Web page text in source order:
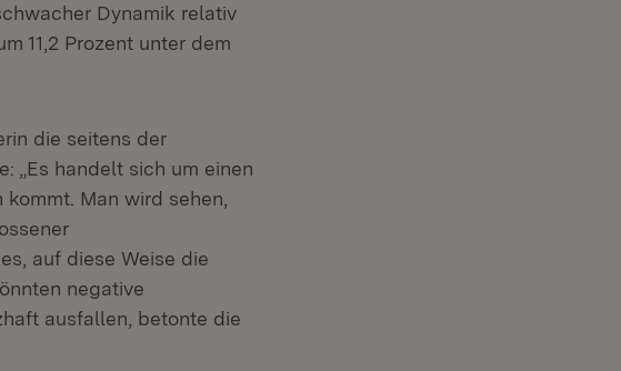
Dynamik relativ
11,2 Prozent unter dem
die seitens der
„Es handelt sich um einen
Man wird sehen,
auf diese Weise die
negative
ausfallen, betonte die